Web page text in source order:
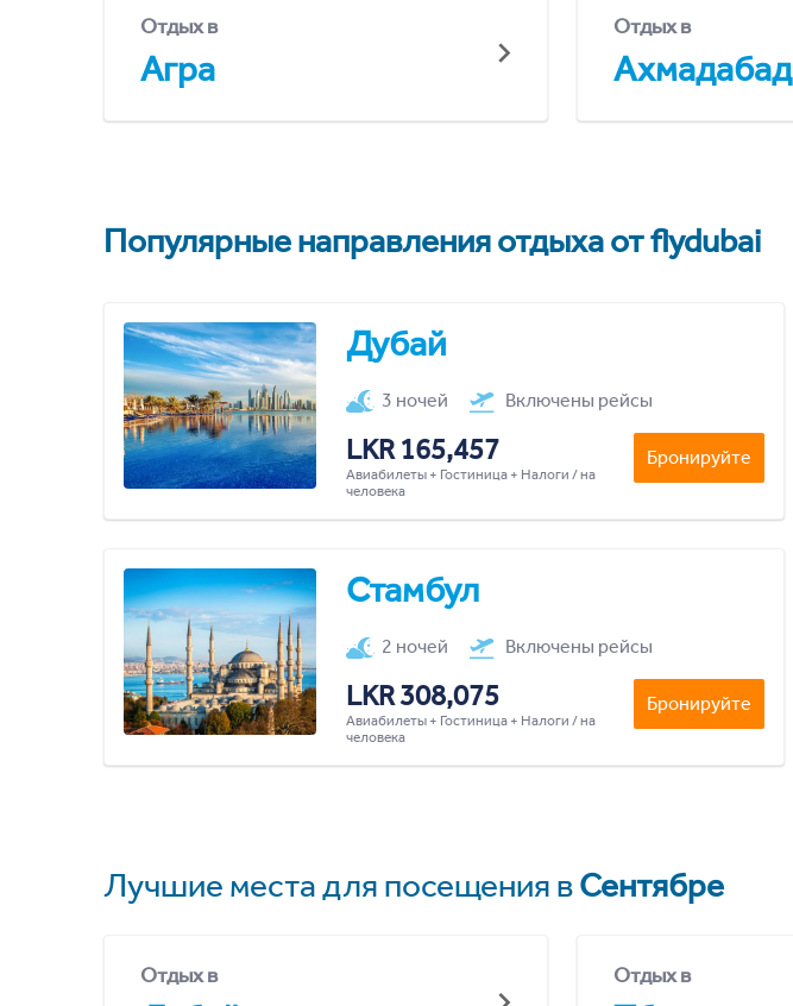
Отдых в
Агра
Отдых в
Ахмадабад
Популярные направления отдыха от flydubai
Дубай
3 ночей Включены рейсы
LKR 165,457
Авиабилеты + Гостиница + Налоги / на
человека
Бронируйте
Стамбул
2 ночей Включены рейсы
LKR 308,075
Авиабилеты + Гостиница + Налоги / на
человека
Бронируйте
Лучшие места для посещения вСентябре
Отдых в Отдых в